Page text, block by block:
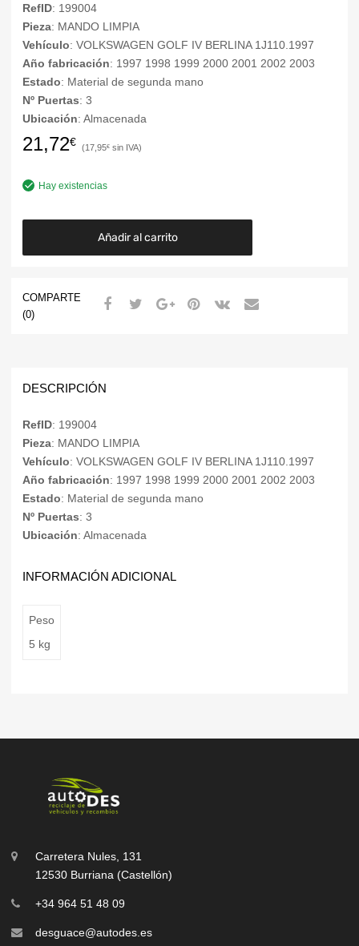
RefID: 199004
Pieza: MANDO LIMPIA
Vehículo: VOLKSWAGEN GOLF IV BERLINA 1J110.1997
Año fabricación: 1997 1998 1999 2000 2001 2002 2003
Estado: Material de segunda mano
Nº Puertas: 3
Ubicación: Almacenada
21,72€ 17,95€
Hay existencias
Añadir al carrito
COMPARTE
(0)
DESCRIPCIÓN
RefID: 199004
Pieza: MANDO LIMPIA
Vehículo: VOLKSWAGEN GOLF IV BERLINA 1J110.1997
Año fabricación: 1997 1998 1999 2000 2001 2002 2003
Estado: Material de segunda mano
Nº Puertas: 3
Ubicación: Almacenada
INFORMACIÓN ADICIONAL
Peso
5 kg
Carretera Nules, 131
12530 Burriana (Castellón)
+34 964 51 48 09
desguace@autodes.es